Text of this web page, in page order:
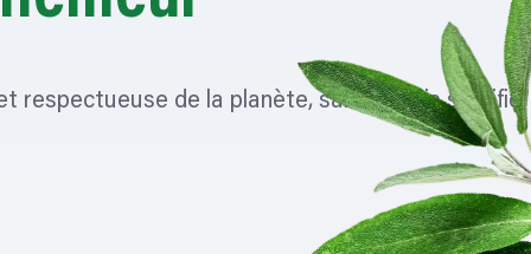
respectueuse de la planète, sans jamais sacrifier